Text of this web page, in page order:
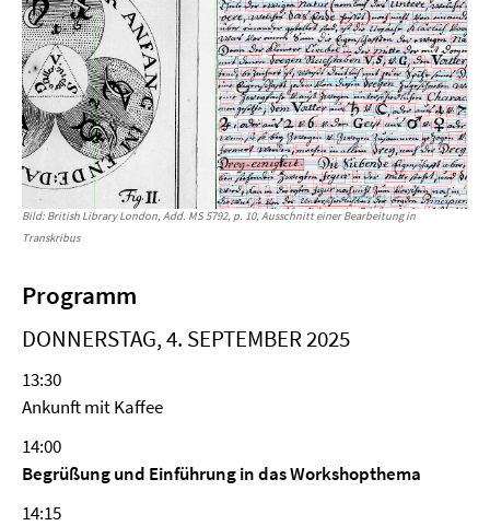
Bild: British Library London, Add. MS 5792, p. 10, Ausschnitt einer Bearbeitung in
Transkribus
Programm
DONNERSTAG, 4. SEPTEMBER 2025
13:30
Ankunft mit Kaffee
14:00
Begrüßung und Einführung in das Workshopthema
14:15